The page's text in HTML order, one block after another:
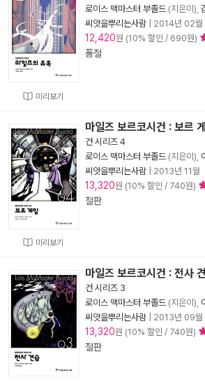
미리보기
로이스 맥마스터 부졸드 (지은이),
씨앗을뿌리는사람
2014년 02월
12,420원 (10% 할인 / 690원)
품절
미리보기
마일즈 보르코시건 : 보르
건 시리즈 4
로이스 맥마스터 부졸드 (지은이),
씨앗을뿌리는사람
2013년 11월
13,320원 (10% 할인 / 740원)
절판
마일즈 보르코시건 : 전사
건 시리즈 3
로이스 맥마스터 부졸드 (지은이),
씨앗을뿌리는사람
2013년 09월
13,320원 (10% 할인 / 740원)
절판